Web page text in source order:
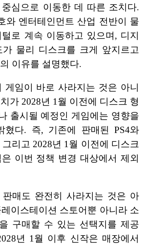
심으로 이동한 데 따른 조치다.
와 엔터테인먼트 산업 전반이 물
로 계속 이동하고 있으며, 디지
가 물리 디스크를 크게 앞지르고
이유를 설명했다.
게임이 바로 사라지는 것은 아니
가 2028년 1월 이전에 디스크 형
출시될 예정인 게임에는 영향을
혔다. 즉, 기존에 판매된 PS4와
리고 2028년 1월 이전에 디스크
이번 정책 변경 대상에서 제외
매도 완전히 사라지는 것은 아
이스테이션 스토어뿐 아니라 소
구매할 수 있는 선택지를 제공
년 1월 이후 신작은 매장에서